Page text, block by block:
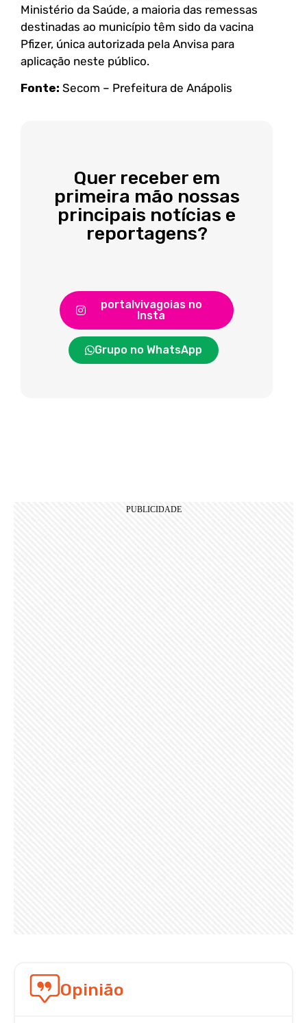
Ministério da Saúde, a maioria das remessas
destinadas ao município têm sido da vacina
Pfizer, única autorizada pela Anvisa para
aplicação neste público.
Fonte: Secom – Prefeitura de Anápolis
Quer receber em
primeira mão nossas
principais notícias e
reportagens?
portalvivagoias no
Insta
Grupo no WhatsApp
Opinião